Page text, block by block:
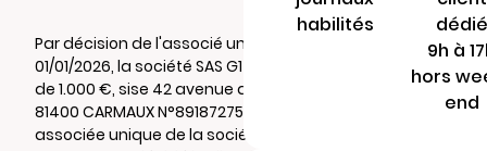
Par décision de l'associé unique du
01/01/2026, la société SAS G1TECH au capital
de 1.000 €, sise 42 avenue de la boujassie
81400 CARMAUX N°891872756 RCS de ALBI,
associée unique de la société
habilités
dédié
9h à
hors
end